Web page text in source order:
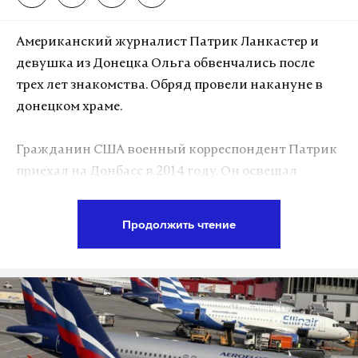
«Иногда иностранцы приезжают в Сирию и
они сами осуществляют теракты. Другие — это
пассивные ячейки в Европе, которые хотят
присоединиться к ДАИШ здесь, но не могут. Они
остаются в своих странах и контактируют. Когда
Times слова боевика.
Террорист рассказал, что находится в Сирии уже
два года и за это время встретил не меньше 50
были готовы к совершению терактов у себя на
родине. По его словам, число готовых пройти
подготовку в «Аль-Кхарсе» не снижается из-за
потерь ИГ в последнее время. Наоборот,
Американский журналист Патрик Ланкастер и
девушка из Донецка Ольга обвенчались после
трех лет знакомства. Обряд провели накануне в
донецком храме.
Гражданин США военный корреспондент Патрик
приехал на Донбасс в 2014 году. Он освещал
только сейчас.
Подпишитесь на Daily Storm вMAX. Он
Продолжить чтение